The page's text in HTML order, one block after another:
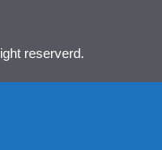
reserverd.